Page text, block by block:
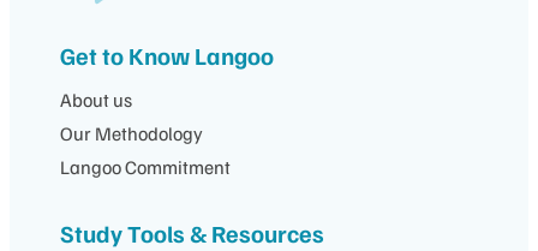
Get to Know Langoo
About us
Our Methodology
Langoo Commitment
Study Tools & Resources